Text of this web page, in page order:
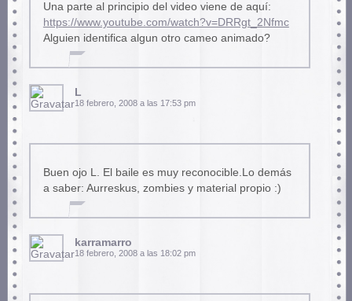
Una parte al principio del video viene de aquí:
https://www.youtube.com/watch?v=DRRgt_2Nfmc
Alguien identifica algun otro cameo animado?
L
18 febrero, 2008 a las 17:53 pm
Buen ojo L. El baile es muy reconocible.Lo demás
a saber: Aurreskus, zombies y material propio :)
karramarro
18 febrero, 2008 a las 18:02 pm